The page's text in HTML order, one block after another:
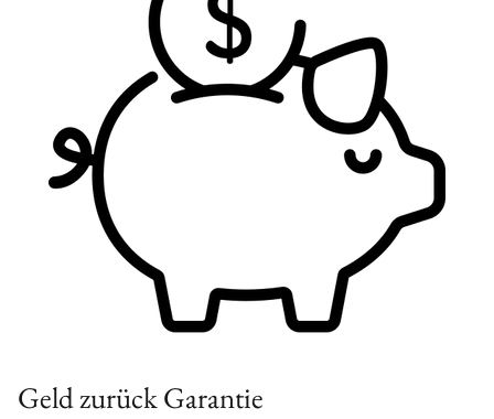
Geld zurück Garantie